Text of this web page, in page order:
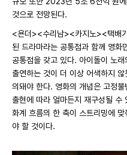
것으로 전망된다.
<욘더><수리남><카지노><택배
된 드라마라는 공통점과 함께 영화
공통점을 갖고 있다. 아이돌이 노
출연하는 것이 더 이상 어색하지
의돼야 한다. 영화의 개념은 고정
출현에 따라 얼마든지 재구성될 수
화계 흐름의 한 축이 스트리밍에
야 할 것이다.